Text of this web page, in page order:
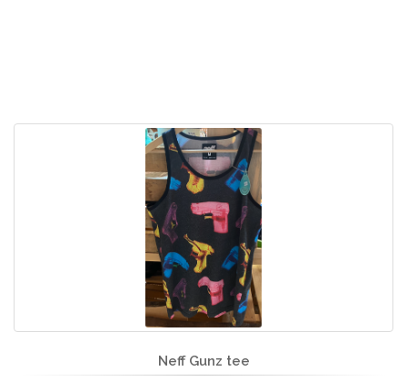
Neff Gunz tee